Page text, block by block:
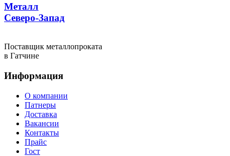
Металл
Северо-Запад
Поставщик металлопроката
в Гатчине
Информация
О компании
Патнеры
Доставка
Вакансии
Контакты
Прайс
Гост